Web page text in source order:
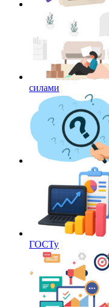
силами
ГОСТу